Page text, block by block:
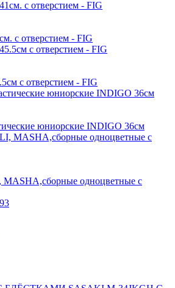
с отверстием - FIG
с отверстием - FIG
юниорские INDIGO 36см
одноцветные с